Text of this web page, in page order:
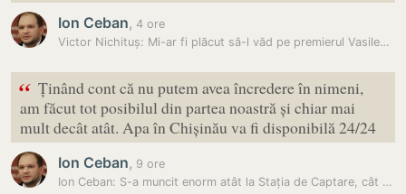
Ion Ceban, 4 ore
Victor Nichituș: Mi-ar fi plăcut să-l văd pe premierul Vasile…
“ Ținând cont că nu putem avea încredere în nimeni,
am făcut tot posibilul din partea noastră și chiar mai
mult decât atât. Apa în Chișinău va fi disponibilă 24/24
Ion Ceban, 9 ore
Ion Ceban: S-a muncit enorm atât la Stația de Captare, cât și la toate…